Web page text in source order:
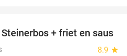
37%
+ friet en saus
8.9 star